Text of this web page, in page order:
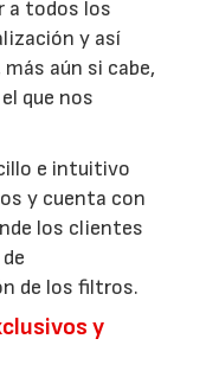
a todos los
y así
aún si cabe,
que nos
e intuitivo
y cuenta con
los clientes
de los filtros.
y